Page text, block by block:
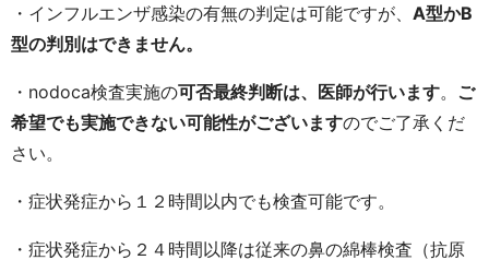
・インフルエンザ感染の有無の判定は可能ですが、 A型かB
型の判別はできません。
・ nodoca検査実施の可否最終判断は、医師が行います。 ご
希望でも実施できない可能性がございますのでご了承くだ
さい。
・症状発症から１２時間以内でも検査可能です。
・症状発症から２４時間以降は従来の鼻の綿棒検査（抗原